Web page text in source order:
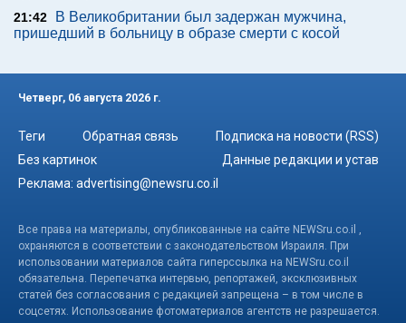
21:42
В Великобритании был задержан мужчина,
пришедший в больницу в образе смерти с косой
Четверг, 06 августа 2026 г.
Теги Обратная связь
Подписка на новости (RSS)
Без картинок
Данные редакции и устав
Реклама: advertising@newsru.co.il
Все права на материалы, опубликованные на сайте NEWSru.co.il ,
охраняются в соответствии с законодательством Израиля. При
использовании материалов сайта гиперссылка на NEWSru.co.il
обязательна. Перепечатка интервью, репортажей, эксклюзивных
статей без согласования с редакцией запрещена – в том числе в
соцсетях. Использование фотоматериалов агентств не разрешается.